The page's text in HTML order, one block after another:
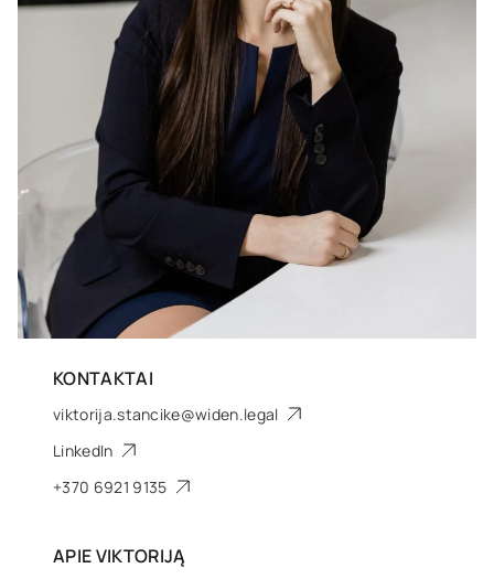
KONTAKTAI
viktorija.stancike@widen.legal
LinkedIn
+370 6921 9135
APIEVIKTORIJĄ